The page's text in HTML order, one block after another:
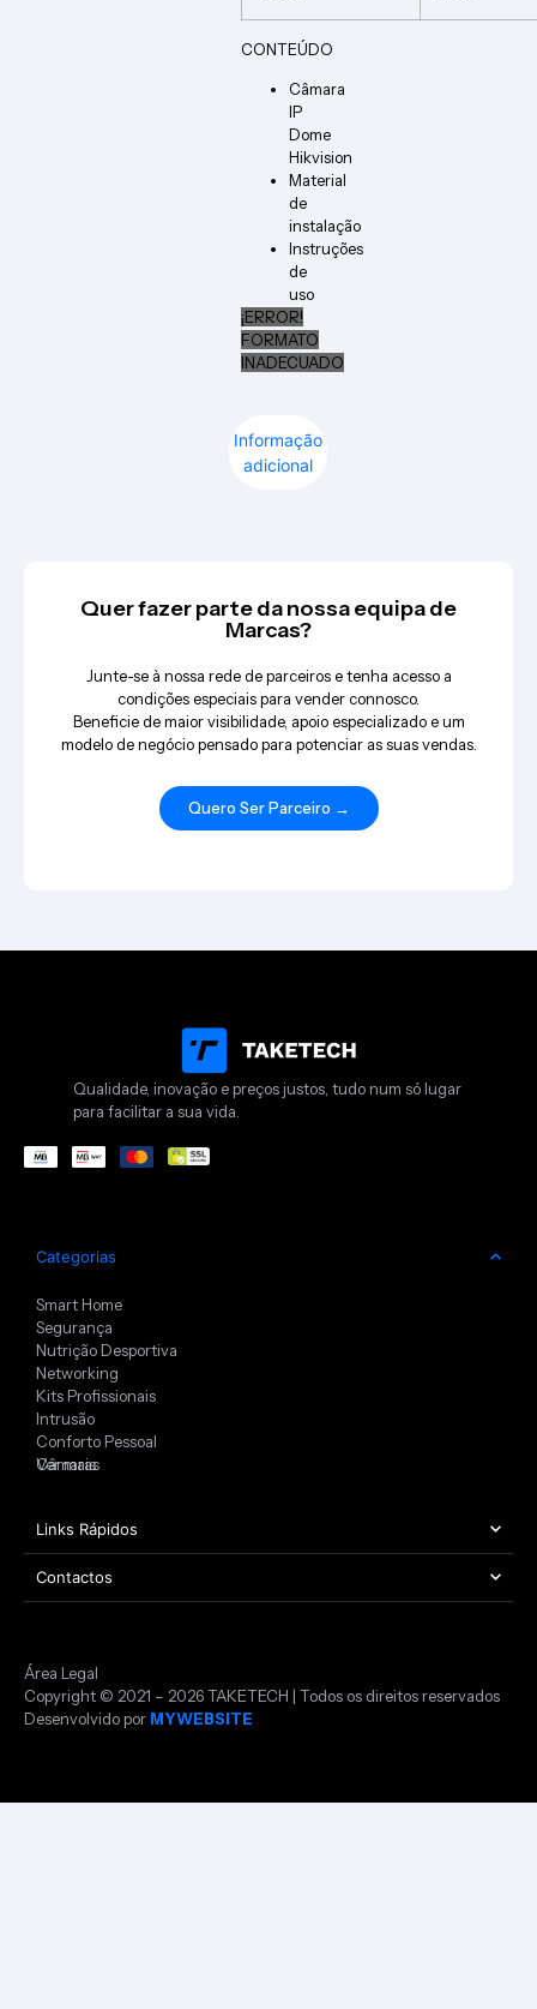
Informação
adicional
CONTEÚDO
Câmara
IP
Dome
Hikvision
Material
de
instalação
Instruções
de
uso
¡ERROR!
FORMATO
INADECUADO
Quer fazer parte da nossa equipa de
Marcas?
Junte-se à nossa rede de parceiros e tenha acesso a
condições especiais para vender connosco.
Beneficie de maior visibilidade, apoio especializado e um
modelo de negócio pensado para potenciar as suas vendas.
Quero Ser Parceiro →
Qualidade, inovação e preços justos, tudo num só lugar
para facilitar a sua vida.
Categorias
Smart Home
Segurança
Nutrição Desportiva
Networking
Kits Profissionais
Intrusão
Conforto Pessoal
Câmaras
Ver mais
Links Rápidos
Contactos
Copyright © 2021 – 2026 TAKETECH | Todos os direitos reservados
Desenvolvido por MYWEBSITE
Área Legal